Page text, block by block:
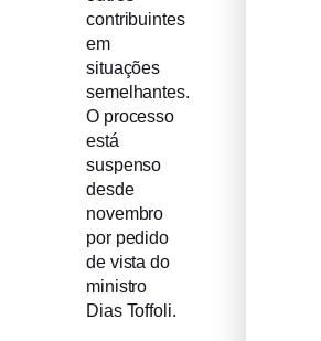
contribuintes
em
situações
semelhantes.
O processo
está
suspenso
desde
novembro
por pedido
de vista do
ministro
Dias Toffoli.